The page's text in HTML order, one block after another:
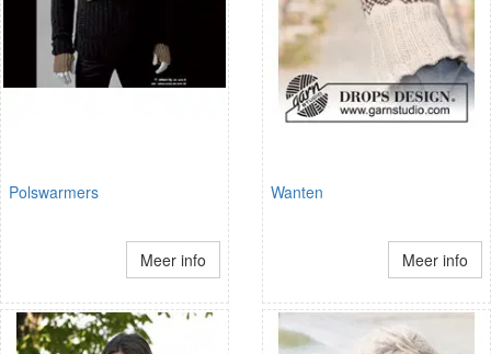
Polswarmers
Meer info
Wanten
Meer info